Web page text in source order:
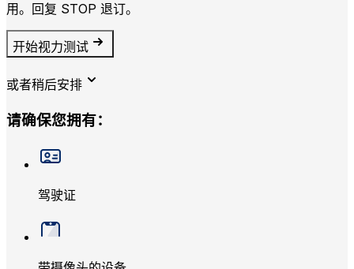
用。回复 STOP 退订。
开始视力测试
或者稍后安排
请确保您拥有：
驾驶证